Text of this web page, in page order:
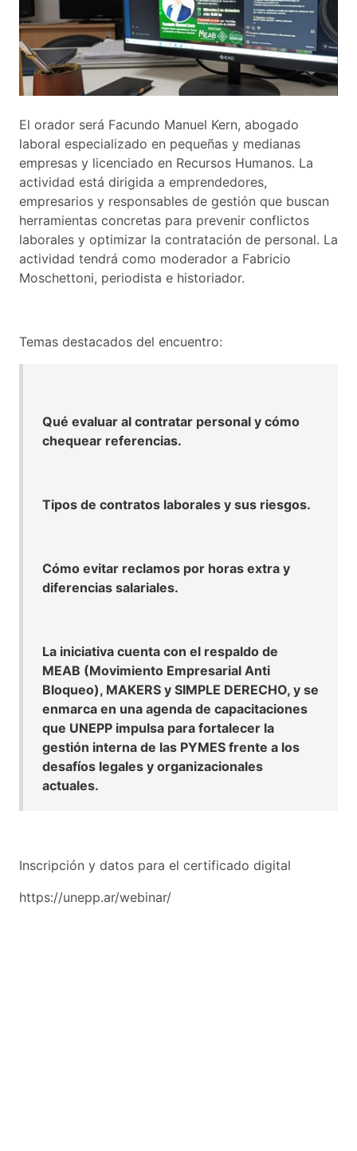
El orador será Facundo Manuel Kern, abogado
laboral especializado en pequeñas y medianas
empresas y licenciado en Recursos Humanos. La
actividad está dirigida a emprendedores,
empresarios y responsables de gestión que buscan
herramientas concretas para prevenir conflictos
laborales y optimizar la contratación de personal. La
actividad tendrá como moderador a Fabricio
Moschettoni, periodista e historiador.
Temas destacados del encuentro:
Qué evaluar al contratar personal y cómo
chequear referencias.
Tipos de contratos laborales y sus riesgos.
Cómo evitar reclamos por horas extra y
diferencias salariales.
La iniciativa cuenta con el respaldo de
MEAB (Movimiento Empresarial Anti
Bloqueo), MAKERS y SIMPLE DERECHO, y se
enmarca en una agenda de capacitaciones
que UNEPP impulsa para fortalecer la
gestión interna de las PYMES frente a los
desafíos legales y organizacionales
actuales.
Inscripción y datos para el certificado digital
https://unepp.ar/webinar/